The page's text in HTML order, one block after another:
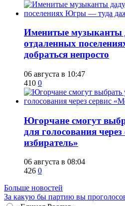
Именитые музыканты
отдаленных
добраться непросто
06 августа в 10:47
410 0
Югорчане смогут
для голосования
избиратель»
06 августа в 08:04
426 0
Больше новостей
За какую бы партию вы